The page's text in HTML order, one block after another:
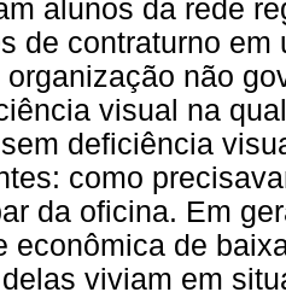
alunos da rede
de contraturno
não
visual na
deficiência
como
da oficina. Em
econômica de
viviam em